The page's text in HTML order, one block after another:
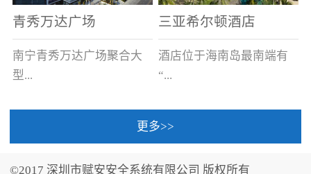
青秀万达广场
南宁青秀万达广场聚合大
型...
三亚希尔顿酒店
酒店位于海南岛最南端有
“...
中国的海岛天堂”之美称的
更多>>
©2017 深圳市赋安安全系统有限公司 版权所有